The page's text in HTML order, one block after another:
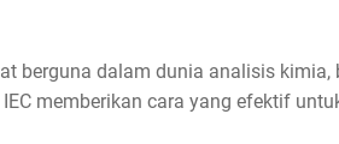
berguna dalam dunia analisis kimia,
memberikan cara yang efektif